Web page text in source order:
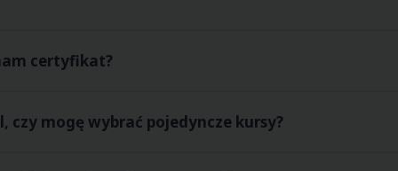
profesjonalnie wyposażonych pracowniach SAN.
certyfikat?
osobą ambitną i nastawioną na rozwój.
czy mogę wybrać pojedyncze kursy?